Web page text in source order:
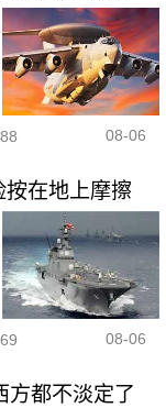
08-06
在地上摩擦
08-06
方都不淡定了